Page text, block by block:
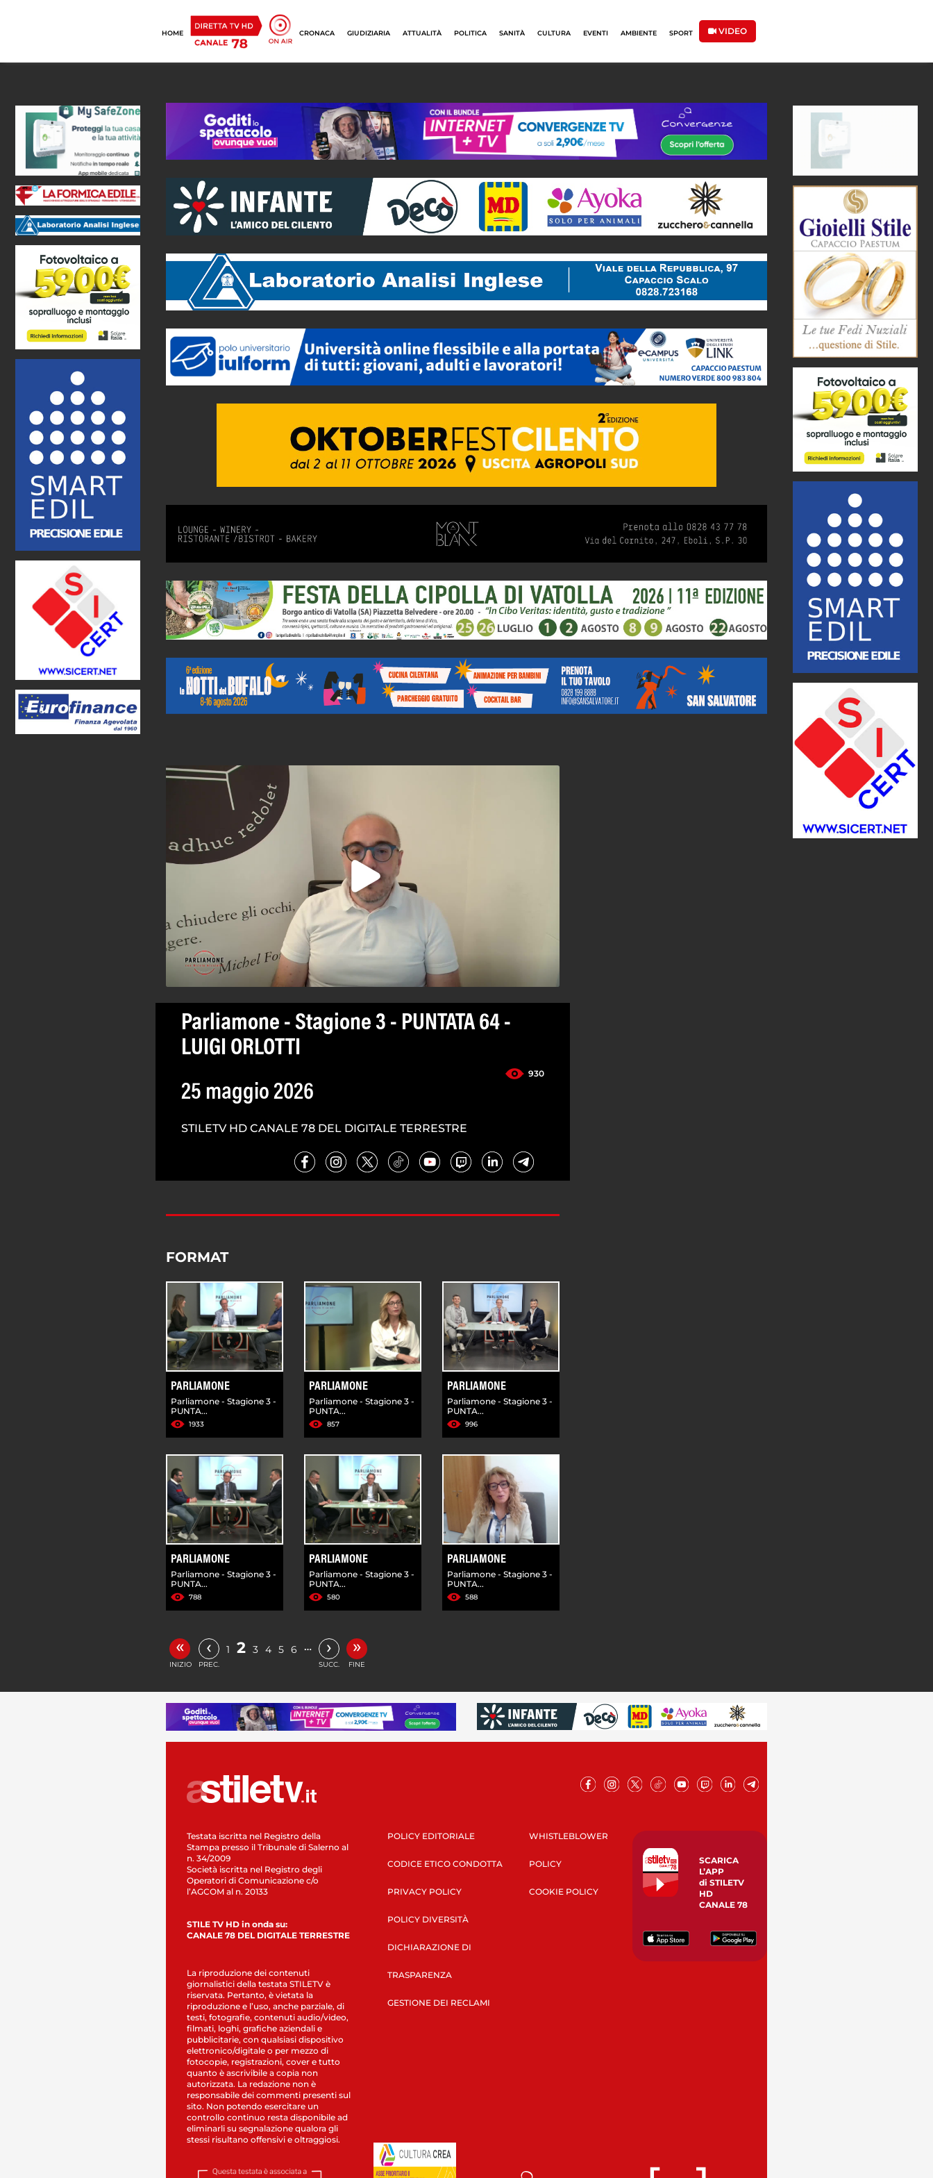
HOME CRONACA GIUDIZIARIA ATTUALITÀ POLITICA SANITÀ CULTURA EVENTI AMBIENTE SPORT VIDEO
Parliamone - Stagione 3 - PUNTATA 64 -
LUIGI ORLOTTI
930
25 maggio 2026
STILETV HD CANALE 78 DEL DIGITALE TERRESTRE
FORMAT
PARLIAMONE
Parliamone - Stagione 3 -
PUNTA...
1933
PARLIAMONE
Parliamone - Stagione 3 -
PUNTA...
857
PARLIAMONE
Parliamone - Stagione 3 -
PUNTA...
996
PARLIAMONE
Parliamone - Stagione 3 -
PUNTA...
788
PARLIAMONE
Parliamone - Stagione 3 -
PUNTA...
580
PARLIAMONE
Parliamone - Stagione 3 -
PUNTA...
588
«
INIZIO
‹
PREC.
1 2 3 4 5 6 … ›
SUCC.
»
FINE
Testata iscritta nel Registro della
Stampa presso il Tribunale di Salerno al
n. 34/2009
Società iscritta nel Registro degli
Operatori di Comunicazione c/o
l’AGCOM al n. 20133
STILE TV HD in onda su:
CANALE 78 DEL DIGITALE TERRESTRE
La riproduzione dei contenuti
giornalistici della testata STILETV è
riservata. Pertanto, è vietata la
riproduzione e l’uso, anche parziale, di
testi, fotografie, contenuti audio/video,
filmati, loghi, grafiche aziendali e
pubblicitarie, con qualsiasi dispositivo
elettronico/digitale o per mezzo di
fotocopie, registrazioni, cover e tutto
quanto è ascrivibile a copia non
autorizzata. La redazione non è
responsabile dei commenti presenti sul
sito. Non potendo esercitare un
controllo continuo resta disponibile ad
eliminarli su segnalazione qualora gli
stessi risultano offensivi e oltraggiosi.
POLICY EDITORIALE
CODICE ETICO CONDOTTA
PRIVACY POLICY
POLICY DIVERSITÀ
DICHIARAZIONE DI
TRASPARENZA
GESTIONE DEI RECLAMI
WHISTLEBLOWER
POLICY
COOKIE POLICY
SCARICA
L’APP
di STILETV
HD
CANALE 78